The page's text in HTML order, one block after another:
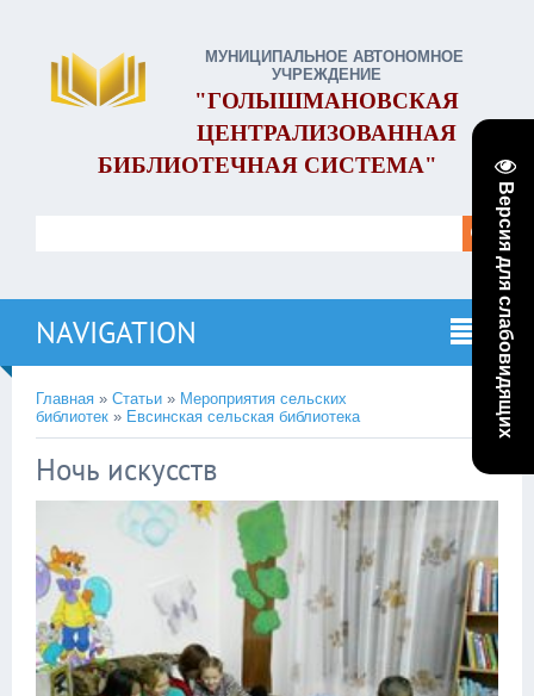
Версия для слабовидящих
МУНИЦИПАЛЬНОЕ АВТОНОМНОЕ
УЧРЕЖДЕНИЕ
"ГОЛЫШМАНОВСКАЯ
ЦЕНТРАЛИЗОВАННАЯ
БИБЛИОТЕЧНАЯ СИСТЕМА"
NAVIGATION
Главная » Статьи » Мероприятия сельских
библиотек » Евсинская сельская библиотека
Ночь искусств